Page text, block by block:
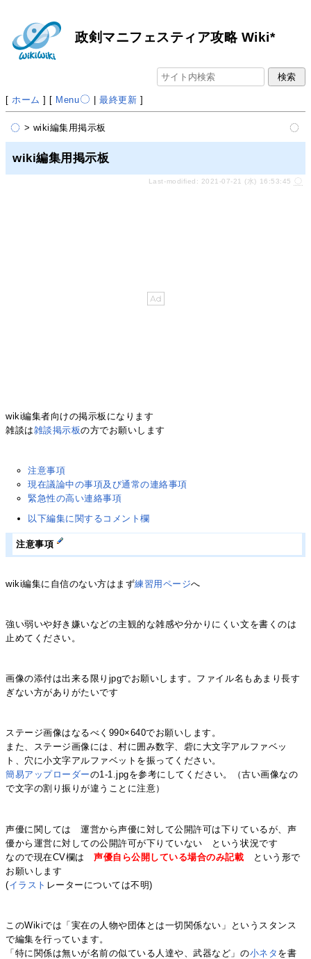
政剣マニフェスティア攻略 Wiki*
[ ホーム ] [ Menu |最終更新 ]
> wiki編集用掲示板
wiki編集用掲示板
Last-modified: 2021-07-21 (水) 16:53:45
wiki編集者向けの掲示板になります
雑談は雑談掲示板の方でお願いします
注意事項
現在議論中の事項及び通常の連絡事項
緊急性の高い連絡事項
以下編集に関するコメント欄
注意事項
wiki編集に自信のない方はまず練習用ページへ
強い弱いや好き嫌いなどの主観的な雑感や分かりにくい文を書くのは
止めてください。
画像の添付は出来る限りjpgでお願いします。ファイル名もあまり長す
ぎない方がありがたいです
ステージ画像はなるべく990×640でお願いします。
また、ステージ画像には、村に囲み数字、砦に大文字アルファベッ
ト、穴に小文字アルファベットを振ってください。
簡易アップローダーの1-1.jpgを参考にしてください。（古い画像なの
で文字の割り振りが違うことに注意）
声優に関しては 運営から声優に対して公開許可は下りているが、声
優から運営に対しての公開許可が下りていない という状況です
なので現在CV欄は声優自ら公開している場合のみ記載 という形で
お願いします
(イラスト レーターについては不明)
このWikiでは「実在の人物や団体とは一切関係ない」というスタンス
で編集を行っています。
「特に関係は無いが名前の似ている人達や、武器など」の小ネタ を書